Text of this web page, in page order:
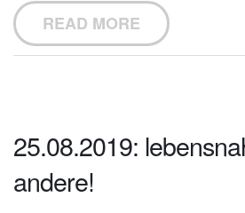
READ MORE
25.08.2019:
andere!